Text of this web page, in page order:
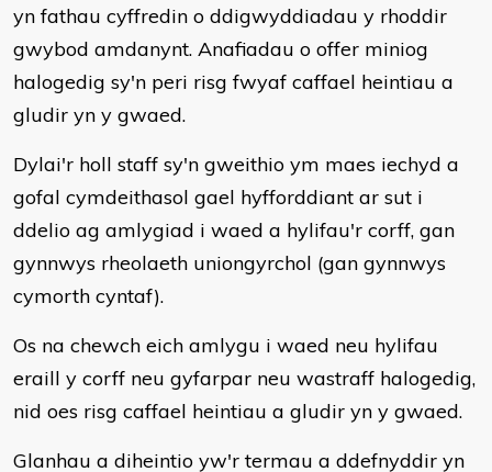
yn fathau cyffredin o ddigwyddiadau y rhoddir
gwybod amdanynt. Anafiadau o offer miniog
halogedig sy'n peri risg fwyaf caffael heintiau a
gludir yn y gwaed.
Dylai'r holl staff sy'n gweithio ym maes iechyd a
gofal cymdeithasol gael hyfforddiant ar sut i
ddelio ag amlygiad i waed a hylifau'r corff, gan
gynnwys rheolaeth uniongyrchol (gan gynnwys
cymorth cyntaf).
Os na chewch eich amlygu i waed neu hylifau
eraill y corff neu gyfarpar neu wastraff halogedig,
nid oes risg caffael heintiau a gludir yn y gwaed.
Glanhau a diheintio yw'r termau a ddefnyddir yn